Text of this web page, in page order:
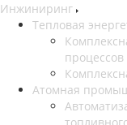
Инжиниринг
Тепловая
процессов
Атомная